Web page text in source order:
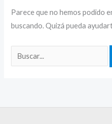
Parece que no hemos podido
buscando. Quizá pueda